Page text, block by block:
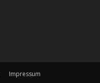
Impressum